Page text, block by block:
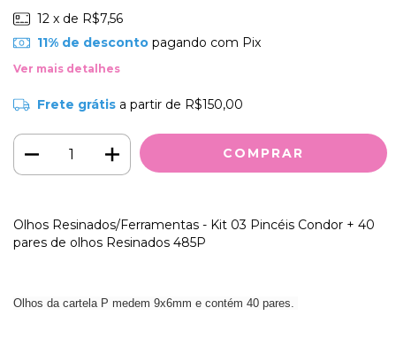
12 x de R$7,56
11% de descontopagando com Pix
Ver mais detalhes
Frete grátis a partir de R$150,00
Olhos Resinados/Ferramentas - Kit 03 Pincéis Condor + 40
pares de olhos Resinados 485P
Olhos da cartela P medem 9x6mm e contém 40 pares.